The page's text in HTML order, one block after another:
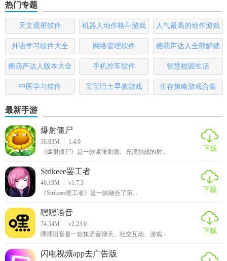
4. 团队协作：支持多人同时定位，方便用户进行团队管理和
协作。
5. 持续优化：开发团队不断更新版本，修复已知问题，提高
产品的稳定性和安全性。
【好友定位宝最新版测评】
好的操作界面赢得了广大用户的喜爱。它不仅可以帮助用户
随时掌握亲友的位置信息，还可以提供实时的通讯和互动功
能，增强了亲友之间的联系与安全。同时，软件还注重用户
隐私保护，提供了多种隐私设置选项，让用户可以更加放心
地使用。此外，软件还支持跨平台使用，适用于多种手机型
号和版本，为用户提供了更加便捷的使用体验。总的来说，
好友定位宝是一款值得推荐的定位软件。
热门专题
天文观星软件
机器人动作格斗游戏
大全
人气最高的动作游戏
排行榜
外语学习软件大全 网络管理软件
糖葫芦达人全部解锁
版
糖葫芦达人版本大全 手机控车软件 智慧校园生活
中医学习软件 宝宝巴士早教游戏 生存策略游戏合集
最新手游
爆射僵尸
36.83M
1.4.0
《爆射僵尸》是一款紧张刺激、充满挑战的射...
下载
Strikeee罢工者
40.19M
v1.7.3
《Strikeee罢工者》是一款融合了策...
下载
嘿嘿语音
74.54M
v2.23.0
嘿嘿语音是一款集语音聊天、社交互动、游戏...
下载
闪电视频app去广告版